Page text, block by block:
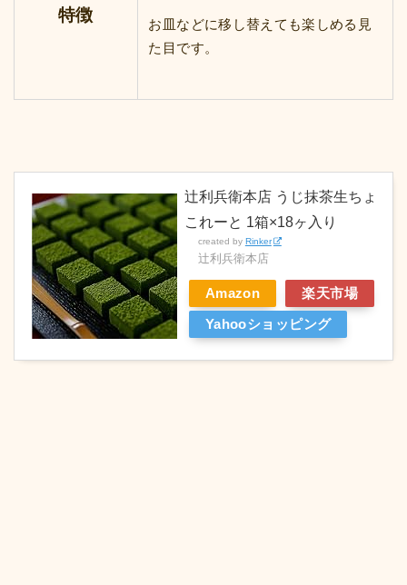
特徴
お皿などに移し替えても楽しめる見
た目です。
辻利兵衛本店 うじ抹茶生ちょ
これーと 1箱×18ヶ入り
created by Rinker
辻利兵衛本店
Amazon 楽天市場
Yahooショッピング